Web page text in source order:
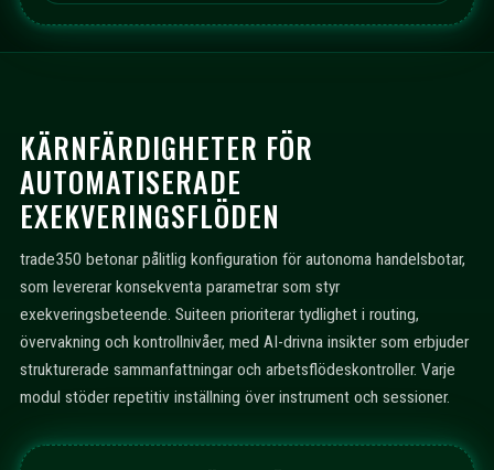
1
KÄRNFÄRDIGHETER FÖR
AUTOMATISERADE
EXEKVERINGSFLÖDEN
trade350 betonar pålitlig konfiguration för autonoma handelsbotar,
som levererar konsekventa parametrar som styr
exekveringsbeteende. Suiteen prioriterar tydlighet i routing,
övervakning och kontrollnivåer, med AI-drivna insikter som erbjuder
strukturerade sammanfattningar och arbetsflödeskontroller. Varje
modul stöder repetitiv inställning över instrument och sessioner.